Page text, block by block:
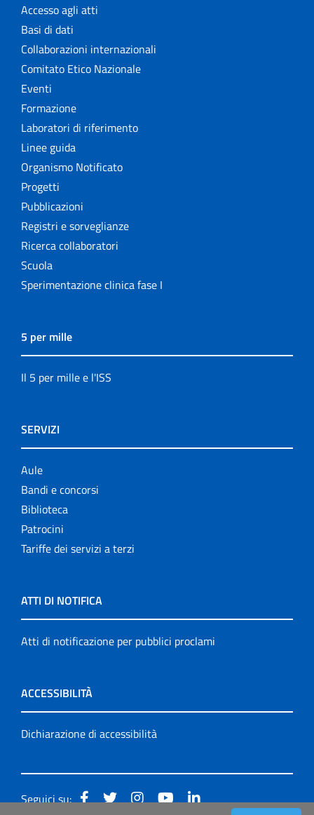
Accesso agli atti
Basi di dati
Collaborazioni internazionali
Comitato Etico Nazionale
Eventi
Formazione
Laboratori di riferimento
Linee guida
Organismo Notificato
Progetti
Pubblicazioni
Registri e sorveglianze
Ricerca collaboratori
Scuola
Sperimentazione clinica fase I
5 per mille
Il 5 per mille e l'ISS
SERVIZI
Aule
Bandi e concorsi
Biblioteca
Patrocini
Tariffe dei servizi a terzi
ATTI DI NOTIFICA
Atti di notificazione per pubblici proclami
ACCESSIBILITÀ
Dichiarazione di accessibilità
Seguici su: